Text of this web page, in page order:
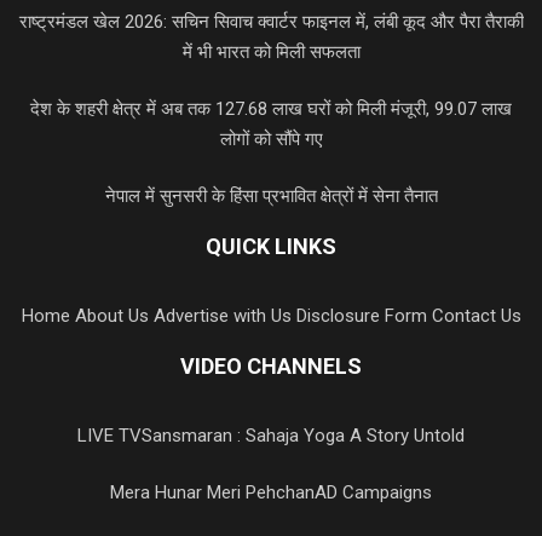
राष्ट्रमंडल खेल 2026: सचिन सिवाच क्वार्टर फाइनल में, लंबी कूद और पैरा तैराकी
में भी भारत को मिली सफलता
देश के शहरी क्षेत्र में अब तक 127.68 लाख घरों को मिली मंजूरी, 99.07 लाख
लोगों को सौंपे गए
नेपाल में सुनसरी के हिंसा प्रभावित क्षेत्रों में सेना तैनात
QUICK LINKS
Home About Us Advertise with Us Disclosure Form Contact Us
VIDEO CHANNELS
LIVE TVSansmaran : Sahaja Yoga A Story Untold
Mera Hunar Meri PehchanAD Campaigns